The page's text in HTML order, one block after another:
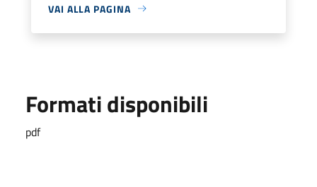
VAI ALLA PAGINA
Formati disponibili
pdf